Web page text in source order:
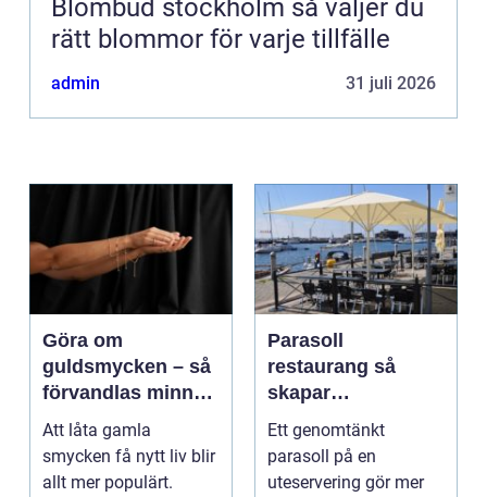
Blombud stockholm så väljer du
rätt blommor för varje tillfälle
admin 31 juli 2026
Göra om
guldsmycken – så
förvandlas minnen
till nya favoriter
Att låta gamla
smycken få nytt liv blir
allt mer populärt.
Parasoll
restaurang så
skapar
uteserveringen rätt
känsla året runt
Ett genomtänkt
parasoll på en
uteservering gör mer